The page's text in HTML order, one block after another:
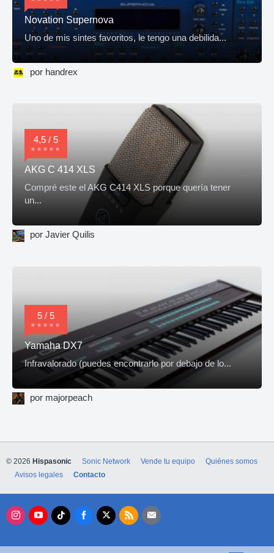
Novation Supernova
Uno de mis sintes favoritos, le tengo una debilida...
por handrex
4,5 / 5
AKG C 414 XLS
Compré este el AKG C414 XLS porque quería tener
un...
por Javier Quilis
5 / 5
Yamaha DX7
Infravalorado (puedes encontrarlo por debajo de lo...
por majorpeach
© 2026 Hispasonic Sonic Network Vende tu equipo
Quiénes somos
Avisos legales
Contacto